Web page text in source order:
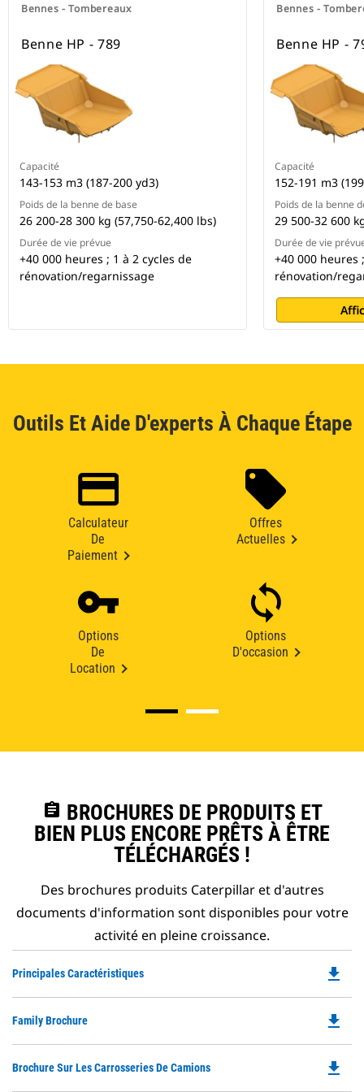
Bennes - Tombereaux
Benne HP - 789
Capacité
143-153 m3 (187-200 yd3)
Poids de la benne de base
26 200-28 300 kg (57,750-62,400 lbs)
Durée de vie prévue
+40 000 heures ; 1 à 2 cycles de
rénovation/regarnissage
Bennes -
Benne HP -
Capacité
152-191 m3
Poids de la benne
29 500-32 600
Durée de vie
+40 000 heures
rénovation/
Outils Et Aide D'experts À Chaque Étape
Calculateur
De
Paiement
Offres
Actuelles
Options
De
Location
Options
D'occasion
assignment BROCHURES DE PRODUITS ET
BIEN PLUS ENCORE PRÊTS À ÊTRE
TÉLÉCHARGÉS !
Des brochures produits Caterpillar et d'autres
documents d'information sont disponibles pour votre
activité en pleine croissance.
Principales Caractéristiques
a
file_download
Family Brochure
a
file_download
Brochure Sur Les Carrosseries De Camions file_download